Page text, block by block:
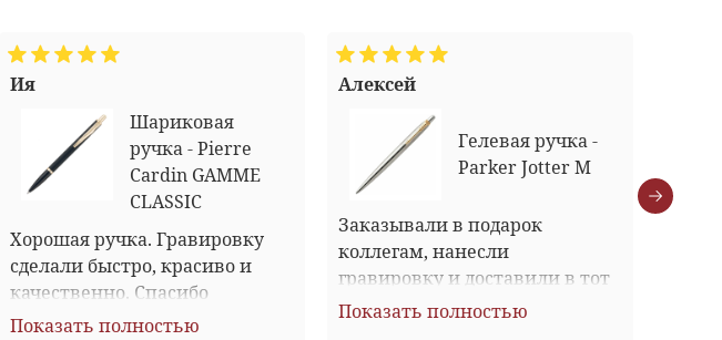
Ия
Шариковая
ручка - Pierre
Cardin GAMME
CLASSIC
Хорошая ручка. Гравировку
сделали быстро, красиво и
качественно. Спасибо
большое. Доставлена за 2 дня.
Показать полностью
Алексей
Гелевая ручка -
Parker Jotter М
Заказывали в подарок
коллегам, нанесли
гравировку и доставили в тот
же день. Спасибо за отличный
Показать полностью